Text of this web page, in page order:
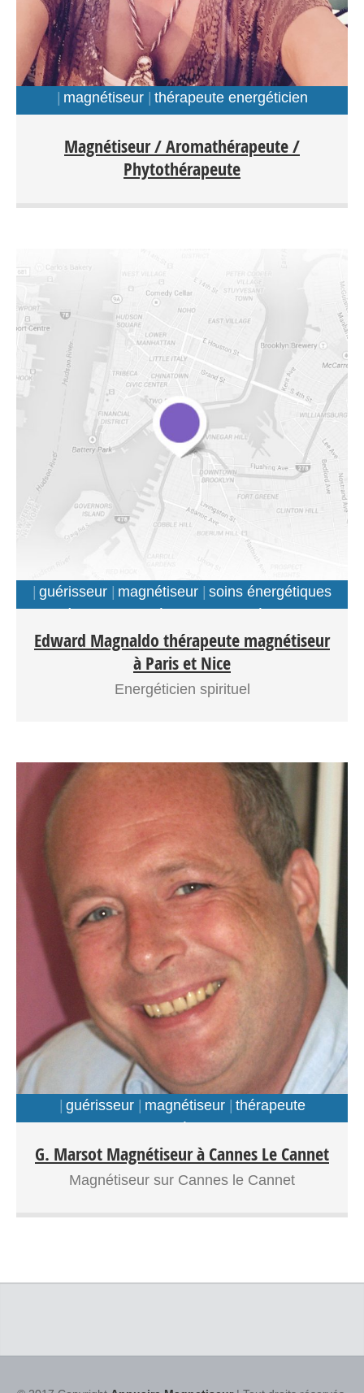
magnétiseur thérapeute energéticien
Magnétiseur / Aromathérapeute /
Phytothérapeute
guérisseur magnétiseur
soins énergétiques
Edward Magnaldo thérapeute magnétiseur
à Paris et Nice
Energéticien spirituel
guérisseur magnétiseur
thérapeute
G. Marsot Magnétiseur à Cannes Le Cannet
Magnétiseur sur Cannes le Cannet